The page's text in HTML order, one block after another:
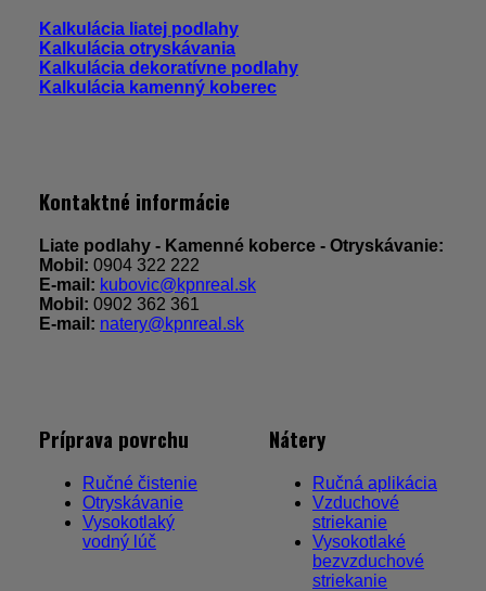
Kalkulácia liatej podlahy
Kalkulácia otryskávania
Kalkulácia dekoratívne podlahy
Kalkulácia kamenný koberec
Kontaktné informácie
Liate podlahy - Kamenné koberce - Otryskávanie:
Mobil: 0904 322 222
E-mail: kubovic@kpnreal.sk
Mobil: 0902 362 361
E-mail: natery@kpnreal.sk
Príprava povrchu
Ručné čistenie
Otryskávanie
Vysokotlaký
vodný lúč
Nátery
Ručná aplikácia
Vzduchové
striekanie
Vysokotlaké
bezvzduchové
striekanie